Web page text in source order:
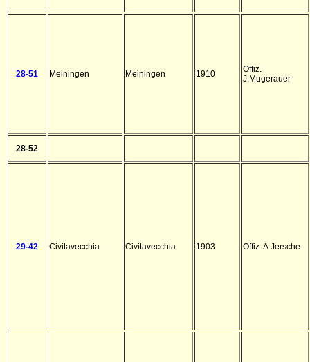
28-51 Meiningen Meiningen 1910
Offiz.
J.Mugerauer
28-52
29-42 Civitavecchia Civitavecchia 1903 Offiz. A.Jersche